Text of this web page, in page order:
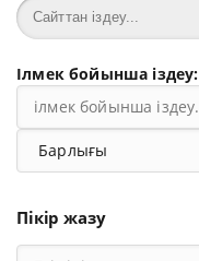
Ілмек бойынша іздеу:
Пікір жазу